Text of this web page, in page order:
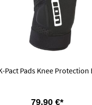
Pact Pads Knee Protection
79,90 €*